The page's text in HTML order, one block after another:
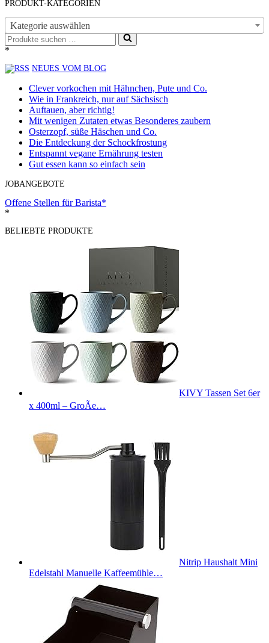
PRODUKT-KATEGORIEN
Kategorie auswählen
Suchen
nach …
*
NEUES VOM BLOG
Clever vorkochen mit Hähnchen, Pute und Co.
Wie in Frankreich, nur auf Sächsisch
Auftauen, aber richtig!
Mit wenigen Zutaten etwas Besonderes zaubern
Osterzopf, süße Häschen und Co.
Die Entdeckung der Schockfrostung
Entspannt vegane Ernährung testen
Gut essen kann so einfach sein
JOBANGEBOTE
Offene Stellen für Barista*
*
BELIEBTE PRODUKTE
KIVY Tassen Set 6er
x 400ml – GroÃe…
Nitrip Haushalt Mini
Edelstahl Manuelle Kaffeemühle…